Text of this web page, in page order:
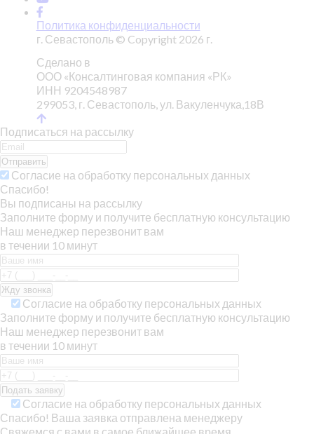
Политика конфиденциальности
г. Севастополь © Copyright 2026 г.
Сделано в
ООО «Консалтинговая компания «РК»
ИНН 9204548987
299053, г. Севастополь, ул. Вакуленчука,18В
Подписаться на рассылку
Отправить
Согласие на обработку персональных данных
Спасибо!
Вы подписаны на рассылку
Заполните форму и получите бесплатную консультацию
Наш менеджер перезвонит вам
в течении 10 минут
Согласие на обработку персональных данных
Заполните форму и получите бесплатную консультацию
Наш менеджер перезвонит вам
в течении 10 минут
Согласие на обработку персональных данных
Спасибо! Ваша заявка отправлена менеджеру